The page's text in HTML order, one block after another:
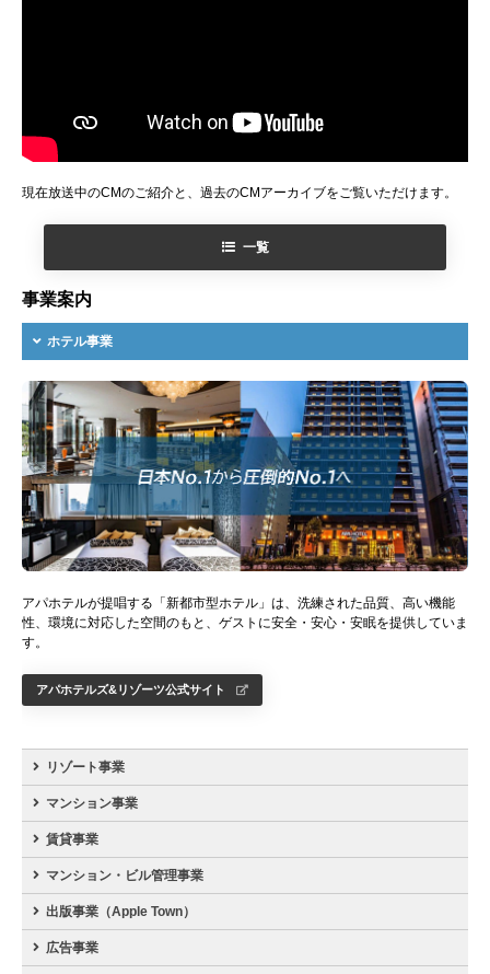
現在放送中のCMのご紹介と、過去のCMアーカイブをご覧いただけます。
一覧
事業案内
ホテル事業
アパホテルが提唱する「新都市型ホテル」は、洗練された品質、高い機能
性、環境に対応した空間のもと、ゲストに安全・安心・安眠を提供していま
す。
アパホテルズ&リゾーツ公式サイト
リゾート事業
マンション事業
賃貸事業
マンション・ビル管理事業
出版事業（Apple Town）
広告事業